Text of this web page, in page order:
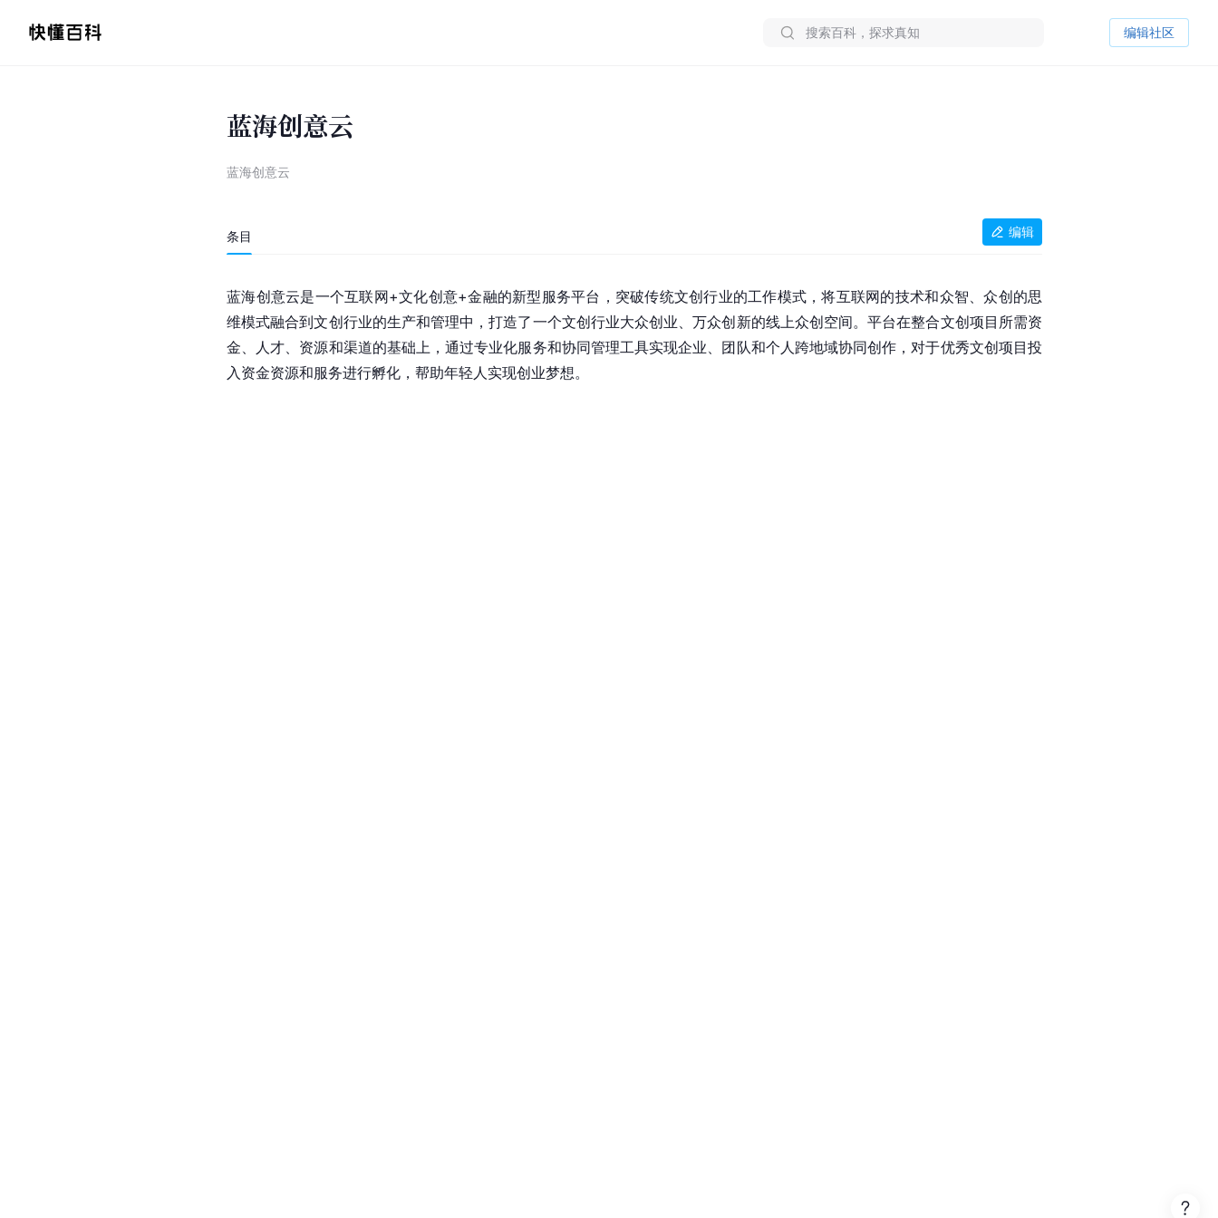
编辑社区
蓝海创意云
蓝海创意云
条目 编辑
蓝海创意云是一个互联网+文化创意+金融的新型服务平台，突破传统文创行业的工作模式，将互联网的技术和众智 、众创的思
维模式融合到文创行业的生产和管理中，打造了一个文创行业大众创业、万众创新的线上众创空间。平台在整合文创项目所需资
金、人才、资源和渠道的基础上，通过专业化服务和协同管理工具实现企业、团队和个人跨地域协同创作，对于优秀文创项目投
入资金资源和服务进行孵化，帮助年轻人实现创业梦想。